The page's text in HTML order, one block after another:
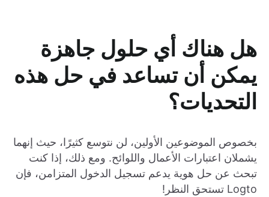
هل هناك أي حلول جاهزة
يمكن أن تساعد في حل هذه
التحديات؟
بخصوص الموضوعين الأولين، لن نتوسع كثيرًا، حيث إنهما
يشملان اعتبارات الأعمال واللوائح. ومع ذلك، إذا كنت
تبحث عن حل هوية يدعم تسجيل الدخول المتزامن، فإن
Logto تستحق النظر!